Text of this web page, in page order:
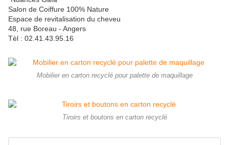
Salon de Coiffure 100% Nature
Espace de revitalisation du cheveu
48, rue Boreau - Angers
Tèl : 02.41.43.95.16
Mobilier en carton recyclé pour palette de maquillage
Tiroirs et boutons en carton recyclé